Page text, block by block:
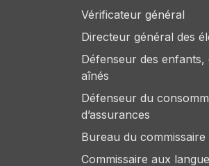
Vérificateur général
Directeur général des
Défenseur des enfants,
aînés
Défenseur du
d’assurances
Bureau du commissaire
Commissaire aux